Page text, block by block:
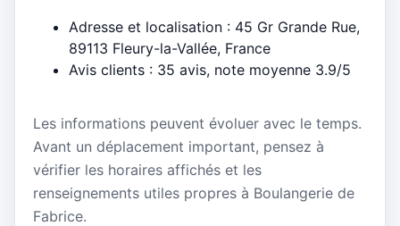
Adresse et localisation : 45 Gr Grande Rue,
89113 Fleury-la-Vallée, France
Avis clients : 35 avis, note moyenne 3.9/5
Les informations peuvent évoluer avec le temps.
Avant un déplacement important, pensez à
vérifier les horaires affichés et les
renseignements utiles propres à Boulangerie de
Fabrice.